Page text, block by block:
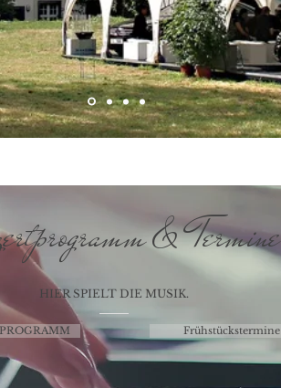
& Termine
HIER SPIELT DIE MUSIK.
Frühstückstermine